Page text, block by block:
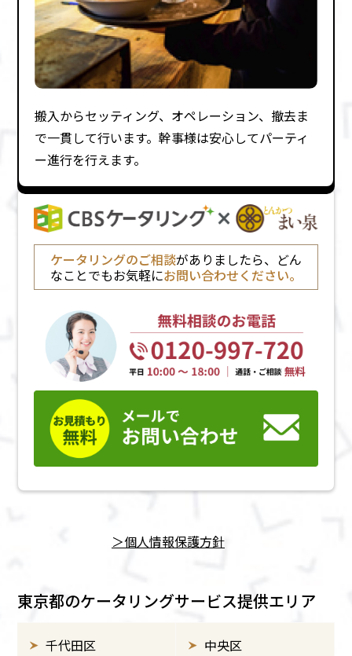
搬⼊からセッティング、オペレーション、撤去ま
で⼀貫して⾏います。幹事様は安⼼してパーティ
ー進⾏を⾏えます。
ケータリングのご相談がありましたら、どん
なことでもお気軽にお問い合わせください。
＞個⼈情報保護方針
東京都のケータリングサービス提供エリア
千代田区 中央区